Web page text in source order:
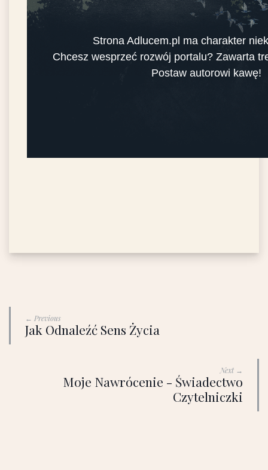
← Previous
Jak Odnaleźć Sens Życia
Next →
Moje Nawrócenie - Świadectwo
Czytelniczki